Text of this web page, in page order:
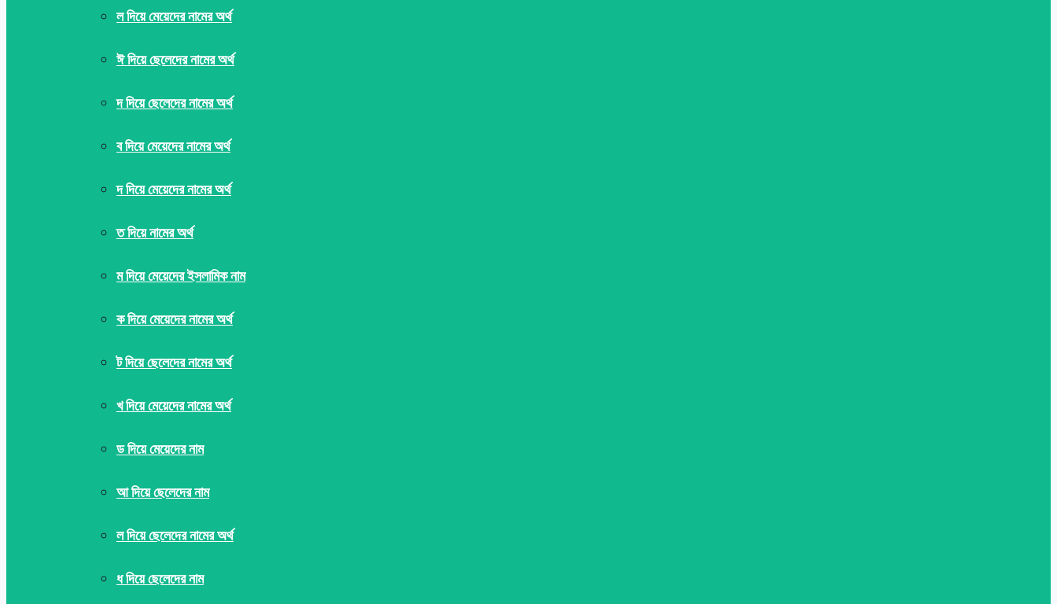
ল দিয়ে মেয়েদের নামের অর্থ
ঈ দিয়ে ছেলেদের নামের অর্থ
দ দিয়ে ছেলেদের নামের অর্থ
ব দিয়ে মেয়েদের নামের অর্থ
দ দিয়ে মেয়েদের নামের অর্থ
ত দিয়ে নামের অর্থ
ম দিয়ে মেয়েদের ইসলামিক নাম
ক দিয়ে মেয়েদের নামের অর্থ
ট দিয়ে ছেলেদের নামের অর্থ
খ দিয়ে মেয়েদের নামের অর্থ
ড দিয়ে মেয়েদের নাম
আ দিয়ে ছেলেদের নাম
ল দিয়ে ছেলেদের নামের অর্থ
ধ দিয়ে ছেলেদের নাম